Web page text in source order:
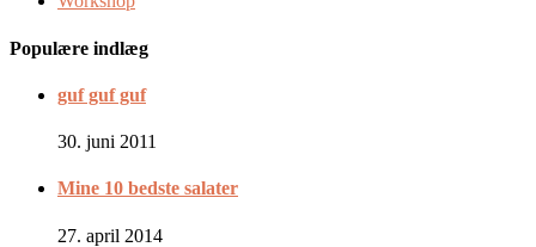
Populære indlæg
guf guf guf
30. juni 2011
Mine 10 bedste salater
27. april 2014